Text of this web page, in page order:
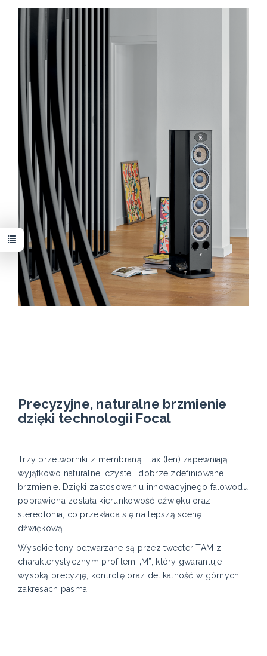
Precyzyjne, naturalne brzmienie
dzięki technologii Focal
Trzy przetworniki z membraną Flax (len) zapewniają
wyjątkowo naturalne, czyste i dobrze zdefiniowane
brzmienie. Dzięki zastosowaniu innowacyjnego falowodu
poprawiona została kierunkowość dźwięku oraz
stereofonia, co przekłada się na lepszą scenę
dźwiękową.
Wysokie tony odtwarzane są przez tweeter TAM z
charakterystycznym profilem „M”, który gwarantuje
wysoką precyzję, kontrolę oraz delikatność w górnych
zakresach pasma.